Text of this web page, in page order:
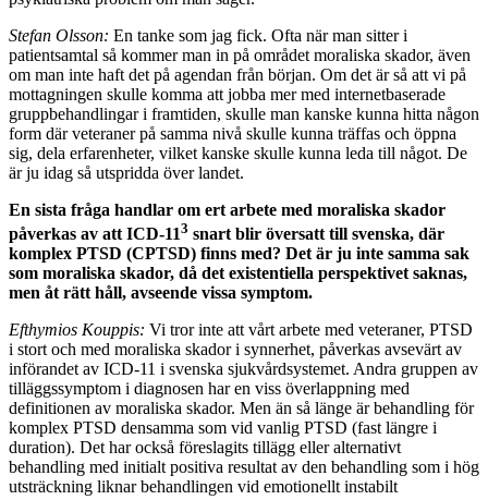
Stefan Olsson: En tanke som jag fick. Ofta när man sit­ter i
patientsamtal så kommer man in på området mo­raliska skador, även
om man inte haft det på agendan från början. Om det är så att vi på
mottagningen skulle komma att jobba mer med internetbaserade
gruppbe­handlingar i framtiden, skulle man kanske kunna hitta någon
form där veteraner på samma nivå skulle kunna träffas och öppna
sig, dela erfarenheter, vilket kanske skulle kunna leda till något. De
är ju idag så utspridda över landet.
En sista fråga handlar om ert arbete med moraliska skador
påverkas av att ICD-113 snart blir översatt till svenska, där
komplex PTSD (CPTSD) finns med? Det är ju inte samma sak
som moraliska skador, då det existentiella perspektivet saknas,
men åt rätt håll, avseende vissa symptom.
Efthymios Kouppis: Vi tror inte att vårt arbete med vete­raner, PTSD
i stort och med moraliska skador i synner­het, påverkas avsevärt av
införandet av ICD-11 i svenska sjukvårdsystemet. Andra gruppen av
tilläggssymptom i diagnosen har en viss överlappning med
definitionen av moraliska skador. Men än så länge är behandling för
komplex PTSD densamma som vid vanlig PTSD (fast längre i
duration). Det har också föreslagits tillägg eller alternativt
behandling med initialt positiva resultat av den behandling som i hög
utsträckning liknar behand­lingen vid emotionellt instabilt